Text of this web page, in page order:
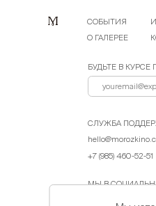
СОБЫТИЯ
О ГАЛЕРЕЕ
БУДЬТЕ В
СЛУЖБА
+7 (985) 460-52-51
МЫ В